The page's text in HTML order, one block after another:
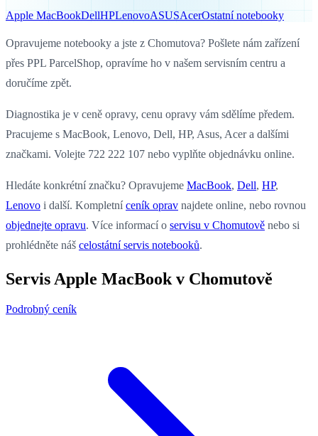
Apple MacBookDellHPLenovoASUSAcerOstatní notebooky
Opravujeme notebooky a jste z Chomutova? Pošlete nám zařízení
přes PPL ParcelShop, opravíme ho v našem servisním centru a
doručíme zpět.
Diagnostika je v ceně opravy, cenu opravy vám sdělíme předem.
Pracujeme s MacBook, Lenovo, Dell, HP, Asus, Acer a dalšími
značkami. Volejte 722 222 107 nebo vyplňte objednávku online.
Hledáte konkrétní značku? Opravujeme MacBook, Dell, HP,
Lenovo i další. Kompletníceník oprav najdete online, nebo rovnou
objednejte opravu. Více informací o servisu v Chomutově nebo si
prohlédněte náš celostátní servis notebooků.
Servis Apple MacBook v Chomutově
Podrobný ceník